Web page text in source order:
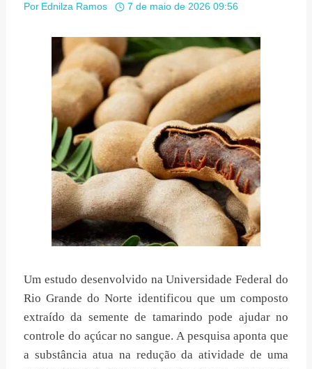
Por Ednilza Ramos 7 de maio de 2026 09:56
Um estudo desenvolvido na Universidade Federal do
Rio Grande do Norte identificou que um composto
extraído da semente de tamarindo pode ajudar no
controle do açúcar no sangue. A pesquisa aponta que
a substância atua na redução da atividade de uma